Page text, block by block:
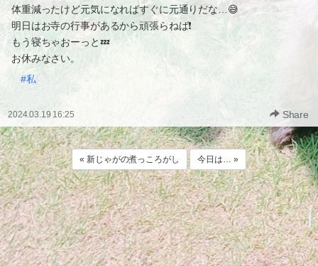
体重減ったけど元気になればすぐに元通りだな…😅
明日はお寺の行事があるから頑張らねば❗️
もう寝ちゃおーっと💤
お休みなさい。
#私
2024.03.19 16:25 Share
« 新じゃがの煮っころがし 今日は… »